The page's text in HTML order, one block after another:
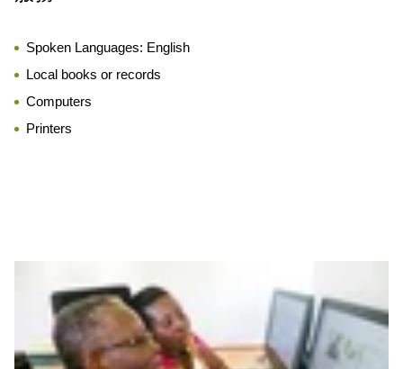
Spoken Languages: English
Local books or records
Computers
Printers